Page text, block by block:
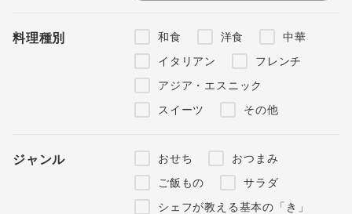
料理種別 和食 洋食
中華
イタリアン
フレンチ
アジア・エスニック
スイーツ
その他
ジャンル おせち
おつまみ
ご飯もの
サラダ
シェフが教える基本の「き」